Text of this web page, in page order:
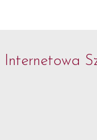
Internetowa